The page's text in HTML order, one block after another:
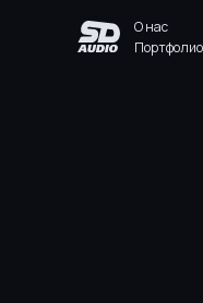
О нас
Портфолио